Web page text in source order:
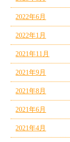
2022年6月
2022年1月
2021年11月
2021年9月
2021年8月
2021年6月
2021年4月